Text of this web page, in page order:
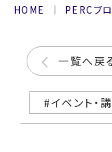
HOME PERCブ
一覧へ戻
#イベント・